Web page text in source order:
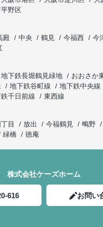
野区
殿 中央 鶴見 今福西
今
地下鉄長堀鶴見緑地
おおさか
地下鉄谷町線
地下鉄中央線
千日前線
東西線
目 放出 今福鶴見 鴫野
緑橋 徳庵
株式会社ケーズホーム
616 お問い